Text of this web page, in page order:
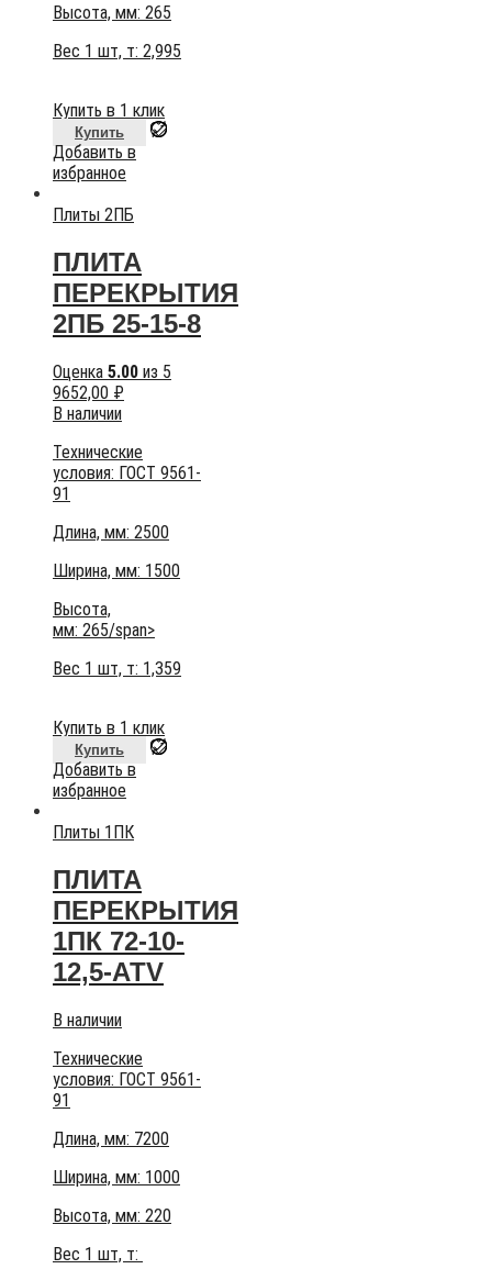
Высота, мм: 265
Вес 1 шт, т: 2,995
Купить в 1 клик
Купить
Добавить в
избранное
Плиты 2ПБ
ПЛИТА
ПЕРЕКРЫТИЯ
2ПБ 25-15-8
Оценка 5.00 из 5
9652,00 ₽
В наличии
Технические
условия: ГОСТ 9561-
91
Длина, мм: 2500
Ширина, мм: 1500
Высота,
мм: 265/span>
Вес 1 шт, т: 1,359
Купить в 1 клик
Купить
Добавить в
избранное
Плиты 1ПК
ПЛИТА
ПЕРЕКРЫТИЯ
1ПК 72-10-
12,5-АТV
В наличии
Технические
условия: ГОСТ 9561-
91
Длина, мм: 7200
Ширина, мм: 1000
Высота, мм: 220
Вес 1 шт, т: